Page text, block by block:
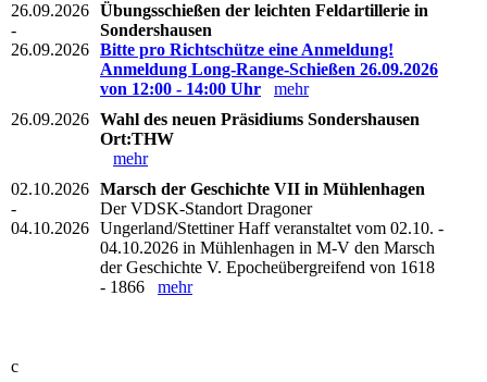
26.09.2026
-
26.09.2026
Übungsschießen der leichten Feldartillerie in
Sondershausen
Bitte pro Richtschütze eine Anmeldung!
Anmeldung Long-Range-Schießen 26.09.2026
von 12:00 - 14:00 Uhr
mehr
26.09.2026 Wahl des neuen Präsidiums Sondershausen
Ort:THW
mehr
02.10.2026
-
04.10.2026
Marsch der Geschichte VII in Mühlenhagen
Der VDSK-Standort Dragoner
Ungerland/Stettiner Haff veranstaltet vom 02.10. -
04.10.2026 in Mühlenhagen in M-V den Marsch
der Geschichte V. Epocheübergreifend von 1618
- 1866 mehr
c